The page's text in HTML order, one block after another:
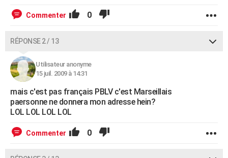
Commenter 0
RÉPONSE 2 / 13
Utilisateur anonyme
15 juil. 2009 à 14:31
mais c'est pas français PBLV c'est Marseillais
paersonne ne donnera mon adresse hein?
LOL LOL LOL LOL
Commenter 0